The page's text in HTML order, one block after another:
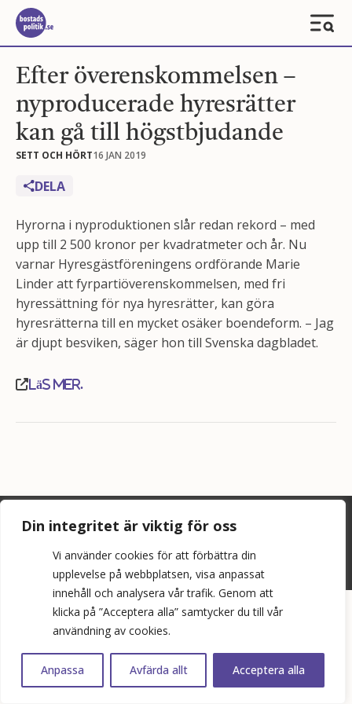
Din integritet är viktig för oss
Vi använder cookies för att förbättra din
upplevelse på webbplatsen, visa anpassat
innehåll och analysera vår trafik. Genom att
klicka på ”Acceptera alla” samtycker du till vår
användning av cookies.
Anpassa Avfärda allt Acceptera alla
Efter överenskommelsen –
nyproducerade hyresrätter
kan gå till högstbjudande
SETT OCH HÖRT16 JAN 2019
DELA
Hyrorna i nyproduktionen slår redan rekord – med
upp till 2 500 kronor per kvadratmeter och år. Nu
varnar Hyresgästföreningens ordförande Marie
Linder att fyrpartiöverenskommelsen, med fri
hyressättning för nya hyresrätter, kan göra
hyresrätterna till en mycket osäker boendeform. – Jag
är djupt besviken, säger hon till Svenska dagbladet.
Läs mer.
©2026 Bopol AB
info@bostadspolitik.se
0704-57 90 06